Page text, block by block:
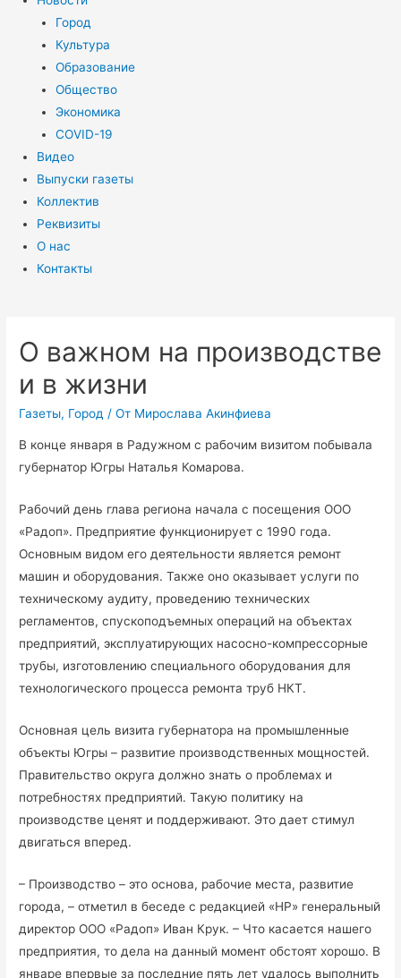
Город
Культура
Образование
Общество
Экономика
COVID-19
Видео
Выпуски газеты
Коллектив
Реквизиты
О нас
Контакты
О важном на производстве
и в жизни
Газеты, Город / От Мирослава Акинфиева
В конце января в Радужном с рабочим визитом побывала
губернатор Югры Наталья Комарова.
Рабочий день глава региона начала с посещения ООО
«Радоп». Предприятие функционирует с 1990 года.
Основным видом его деятельности является ремонт
машин и оборудования. Также оно оказывает услуги по
техническому аудиту, проведению технических
регламентов, спускоподъемных операций на объектах
предприятий, эксплуатирующих насосно-компрессорные
трубы, изготовлению специального оборудования для
технологического процесса ремонта труб НКТ.
Основная цель визита губернатора на промышленные
объекты Югры – развитие производственных мощностей.
Правительство округа должно знать о проблемах и
потребностях предприятий. Такую политику на
производстве ценят и поддерживают. Это дает стимул
двигаться вперед.
– Производство – это основа, рабочие места, развитие
города, – отметил в беседе с редакцией «НР» генеральный
директор ООО «Радоп» Иван Крук. – Что касается нашего
предприятия, то дела на данный момент обстоят хорошо. В
январе впервые за последние пять лет удалось выполнить